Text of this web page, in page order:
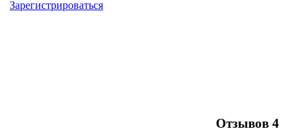
Зарегистрироваться
Отзывов 4